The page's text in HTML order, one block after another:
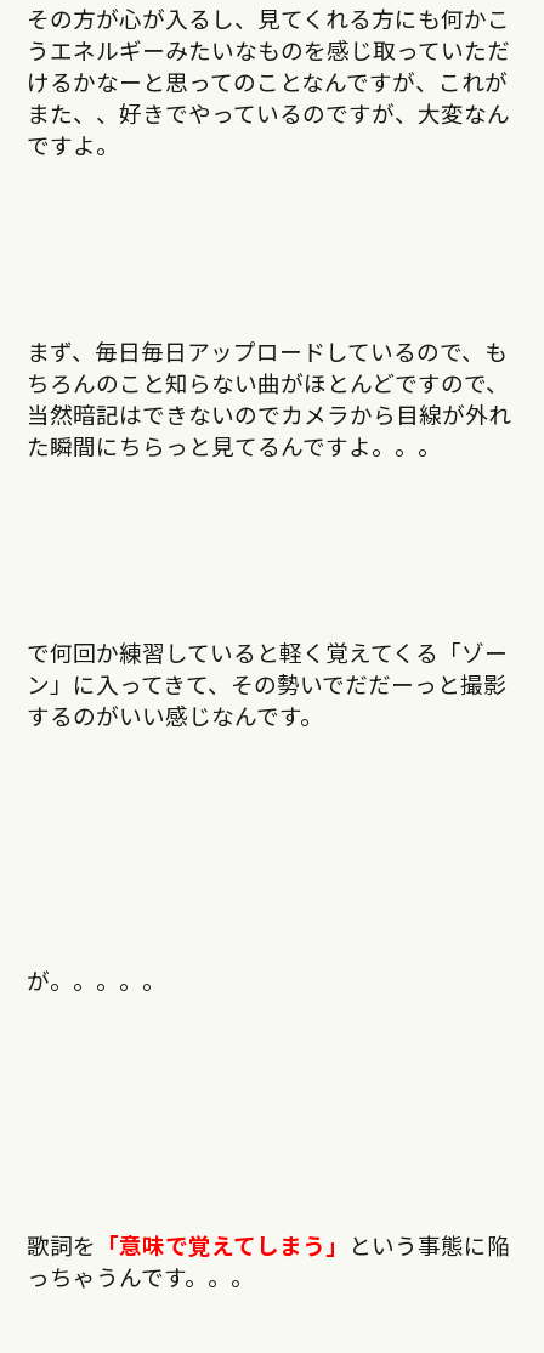
その方が心が入るし、見てくれる方にも何かこ
うエネルギーみたいなものを感じ取っていただ
けるかなーと思ってのことなんですが、これが
また、、好きでやっているのですが、大変なん
ですよ。
まず、毎日毎日アップロードしているので、も
ちろんのこと知らない曲がほとんどですので、
当然暗記はできないのでカメラから目線が外れ
た瞬間にちらっと見てるんですよ。。。
で何回か練習していると軽く覚えてくる「ゾー
ン」に入ってきて、その勢いでだだーっと撮影
するのがいい感じなんです。
が。。。。。
歌詞を 「意味で覚えてしまう」 という事態に陥
っちゃうんです。。。